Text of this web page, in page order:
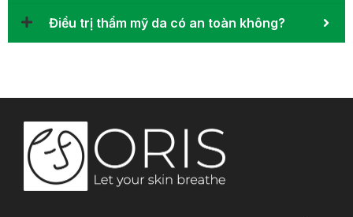
Điều trị thẩm mỹ da có an toàn không?